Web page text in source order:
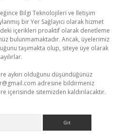
Bilgi Teknolojileri ve İletişim
bir Yer Sağlayıcı olarak hizmet
içerikleri proaktif olarak denetleme
bulunmamaktadır. Ancak, üyelerimiz
taşımakta olup, siteye üye olarak
aykırı olduğunu düşündüğünüz
adresine bildirmeniz
içerisinde sitemizden kaldırılacaktır.